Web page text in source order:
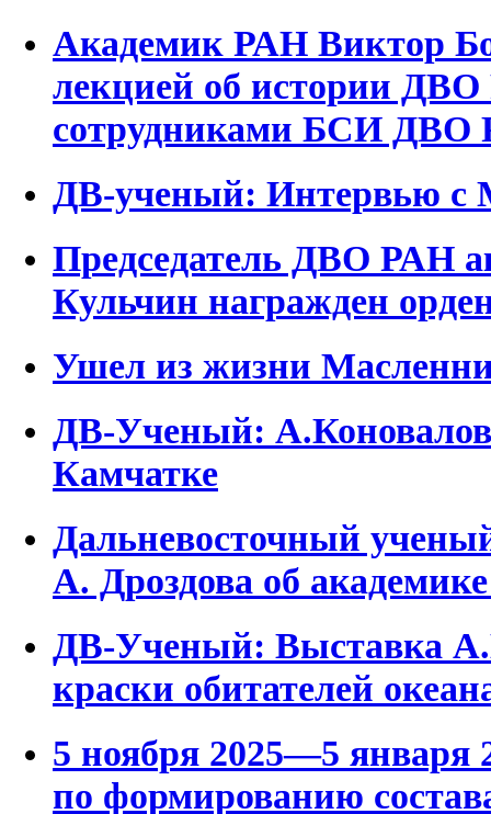
Академик РАН Виктор
лекцией об истории
сотрудниками БСИ ДВО
ДВ-ученый: Интервью
Председатель ДВО РАН
Кульчин награжден
Ушел из жизни
ДВ-Ученый: А.Коновалов
Камчатке
Дальневосточный
А. Дроздова об
ДВ-Ученый: Выставка
краски обитателей
5 ноября 2025—5 января
по формированию